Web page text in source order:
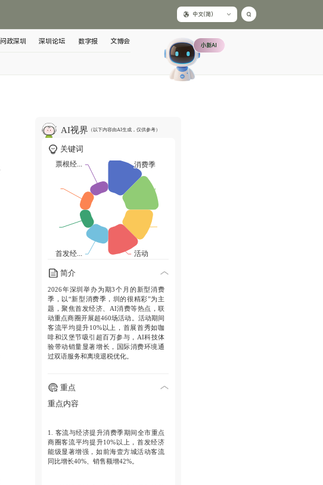
中文(简)
问政深圳 深圳论坛 数字报 文博会 小新AI
AI视界 （以下内容由AI生成，仅供参考）
关键词
简介
2026年深圳举办为期3个月的新型消费
季，以“新型消费季，圳的很精彩”为主
题，聚焦首发经济、AI消费等热点，联
动重点商圈开展超460场活动。活动期间
客流平均提升10%以上，首展首秀如咖
啡和汉堡节吸引超百万参与，AI科技体
验带动销量显著增长，国际消费环境通
过双语服务和离境退税优化。
重点
重点内容
1. 客流与经济提升消费季期间全市重点
商圈客流平均提升10%以上，首发经济
能级显著增强，如前海壹方城活动客流
同比增长40%、销售额增42%。